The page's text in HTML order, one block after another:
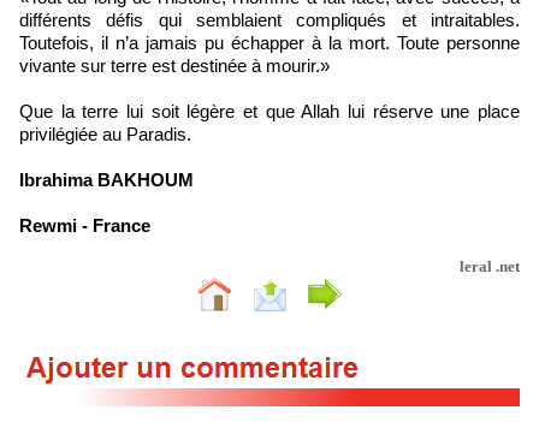
différents défis qui semblaient compliqués et intraitables.
Toutefois, il n’a jamais pu échapper à la mort. Toute personne
vivante sur terre est destinée à mourir.»
Que la terre lui soit légère et que Allah lui réserve une place
privilégiée au Paradis.
Ibrahima BAKHOUM
Rewmi - France
leral .net